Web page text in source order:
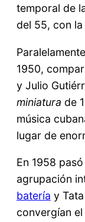
temporal de
del 55, con
1950,
y Julio
miniatura de
música
lugar de
En 1958
agrupación
batería y
convergían